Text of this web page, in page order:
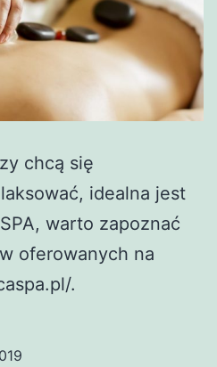
chcą się
idealna jest
warto zapoznać
oferowanych na
.